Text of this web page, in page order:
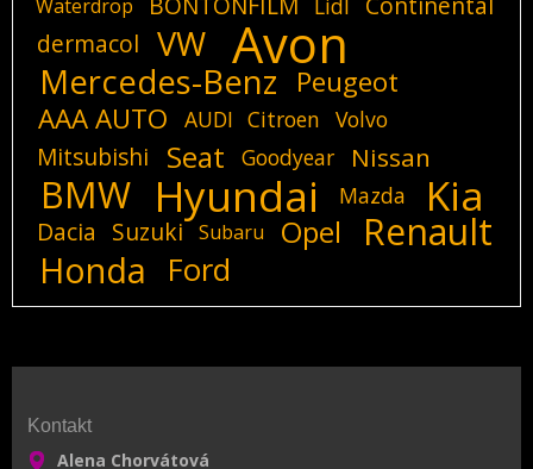
Waterdrop Lidl
dermacol
VW Avon
Mercedes-Benz
Peugeot
AAA AUTO
AUDI Citroen Volvo
Mitsubishi Seat Goodyear Nissan
BMW Hyundai Mazda Kia
Dacia Suzuki Subaru Opel Renault
Honda Ford
Kontakt
Alena Chorvátová